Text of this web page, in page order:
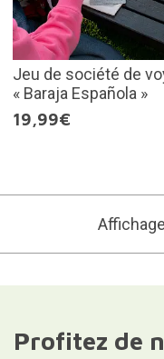
Jeu de société de
« Baraja Española »
19,99€
Profitez de